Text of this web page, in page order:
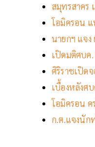
สมุทรสาคร
โอมิครอน แ
นายกฯ แจง
เปิดมติศบค.
ศิริราชเปิด
เบื้องหลังศ
โอมิครอน
ก.ต.แจงนัก